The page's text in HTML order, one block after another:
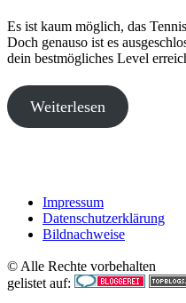
Es ist kaum möglich, das
Doch genauso ist es
dein bestmögliches Level
Weiterlesen
Impressum
Datenschutzerklärung
Bildnachweise
© Alle Rechte vorbehalten
gelistet auf: